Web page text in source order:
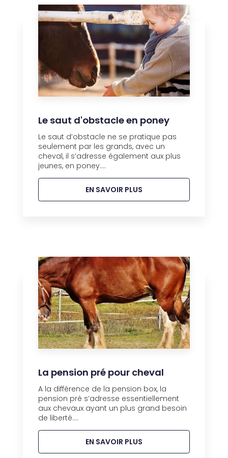
Le saut d'obstacle en poney
Le saut d’obstacle ne se pratique pas
seulement par les grands, avec un
cheval, il s’adresse également aux plus
jeunes, en poney....
EN SAVOIR PLUS
La pension pré pour cheval
A la différence de la pension box, la
pension pré s’adresse essentiellement
aux chevaux ayant un plus grand besoin
de liberté....
EN SAVOIR PLUS